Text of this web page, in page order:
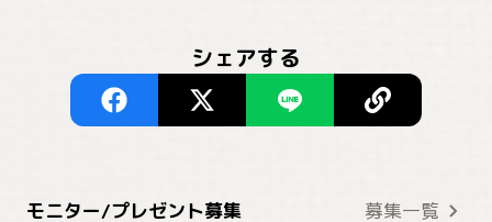
シェアする
モニター/プレゼント募集 募集一覧